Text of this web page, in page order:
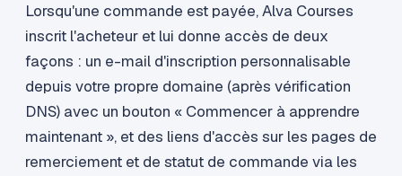
Lorsqu'une commande est payée, Alva Courses
inscrit l'acheteur et lui donne accès de deux
façons : un e-mail d'inscription personnalisable
depuis votre propre domaine (après vérification
DNS) avec un bouton « Commencer à apprendre
maintenant », et des liens d'accès sur les pages de
remerciement et de statut de commande via les